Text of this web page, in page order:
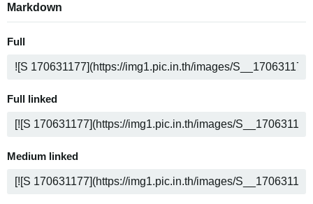
Markdown
Full
Full linked
Medium linked